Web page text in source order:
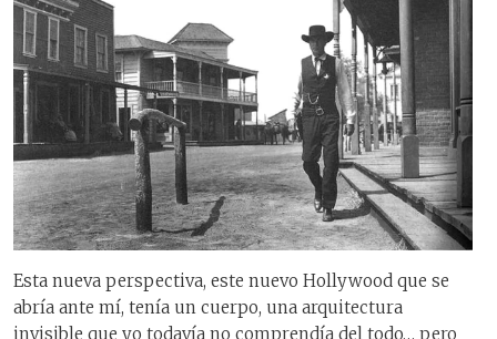
Esta nueva perspectiva, este nuevo Hollywood que se
abría ante mí, tenía un cuerpo, una arquitectura
invisible que yo todavía no comprendía del todo… pero